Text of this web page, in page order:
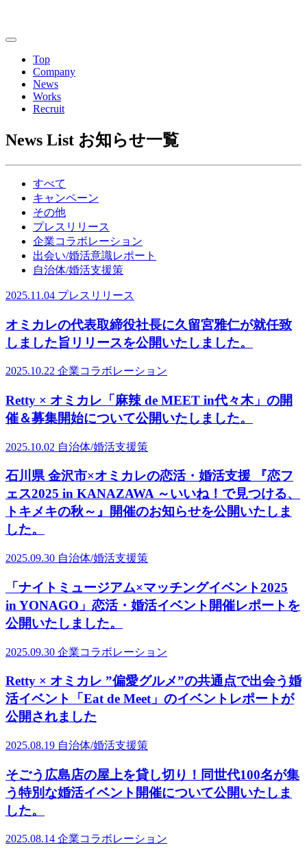
Top
Company
News
Works
Recruit
News List お知らせ一覧
すべて
キャンペーン
その他
プレスリリース
企業コラボレーション
出会い/婚活意識レポート
自治体/婚活支援策
2025.11.04 プレスリリース
オミカレの代表取締役社長に久留宮雅仁が就任致
しました旨リリースを公開いたしました。
2025.10.22 企業コラボレーション
Retty × オミカレ「麻辣 de MEET in代々木」の開
催＆募集開始について公開いたしました。
2025.10.02 自治体/婚活支援策
石川県 金沢市×オミカレの恋活・婚活支援 『恋フ
ェス2025 in KANAZAWA ～いいね！で見つける、
トキメキの秋～』開催のお知らせを公開いたしま
した。
2025.09.30 自治体/婚活支援策
「ナイトミュージアム×マッチングイベント2025
in YONAGO」恋活・婚活イベント開催レポートを
公開いたしました。
2025.09.30 企業コラボレーション
Retty × オミカレ ”偏愛グルメ”の共通点で出会う婚
活イベント「Eat de Meet」のイベントレポートが
公開されました
2025.08.19 自治体/婚活支援策
そごう広島店の屋上を貸し切り！同世代100名が集
う特別な婚活イベント開催について公開いたしま
した。
2025.08.14 企業コラボレーション